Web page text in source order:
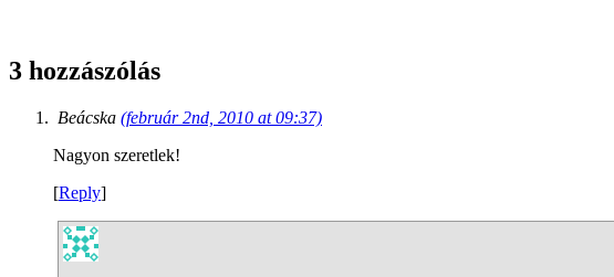
3 hozzászólás
Beácska (február 2nd, 2010 at 09:37)
Nagyon szeretlek!
[Reply]